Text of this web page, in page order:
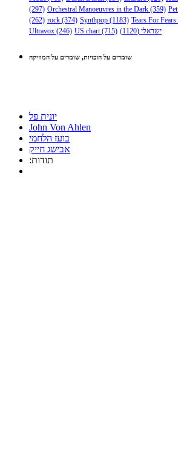
(297) Orchestral Manoeuvres in the Dark (359)
(262) rock (374) Synthpop (1183) Tears For Fears
Ultravox (246) US chart(715) ישראלי (1120)
שומרים על הזכויות, שומרים על המוזיקה
יונית פל
John Von Ahlen
בועז הלחמי
אבישג חייק
:תודות